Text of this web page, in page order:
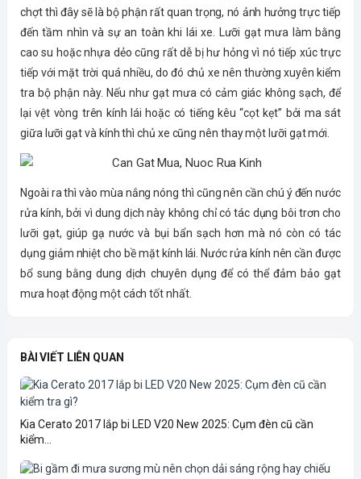
chợt thì đây sẽ là bộ phận rất quan trọng, nó ảnh hưởng trực tiếp
đến tầm nhìn và sự an toàn khi lái xe. Lưỡi gạt mưa làm bằng
cao su hoặc nhựa dẻo cũng rất dễ bị hư hỏng vì nó tiếp xúc trực
tiếp với mặt trời quá nhiều, do đó chủ xe nên thường xuyên kiểm
tra bộ phận này. Nếu như gạt mưa có cảm giác không sạch, để
lại vệt vòng trên kính lái hoặc có tiếng kêu “cọt kẹt” bởi ma sát
giữa lưỡi gạt và kính thì chủ xe cũng nên thay một lưỡi gạt mới.
Ngoài ra thì vào mùa nắng nóng thì cũng nên cần chú ý đến nước
rửa kính, bởi vì dung dịch này không chỉ có tác dụng bôi trơn cho
lưỡi gạt, giúp gạ nước và bụi bẩn sạch hơn mà nó còn có tác
dụng giảm nhiệt cho bề mặt kính lái. Nước rửa kính nên cần được
bổ sung bằng dung dịch chuyên dụng để có thể đảm bảo gạt
mưa hoạt động một cách tốt nhất.
BÀI VIẾT LIÊN QUAN
Kia Cerato 2017 lắp bi LED V20 New 2025: Cụm đèn cũ cần
kiểm...